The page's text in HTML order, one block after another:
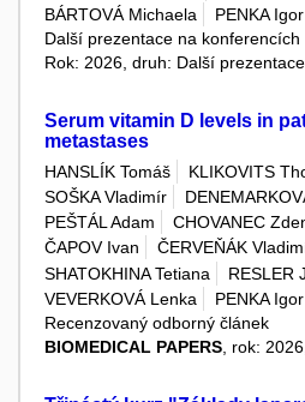
BÁRTOVÁ Michaela
PENKA Igor
Další prezentace na konferencích
Rok: 2026, druh: Další
Serum vitamin D levels in
metastases
HANSLÍK Tomáš
KLIKOVITS
SOŠKA Vladimír
PEŠTÁL Adam
CHOVANEC
ČAPOV Ivan
ČERVEŇÁK
SHATOKHINA Tetiana
RESLER
VEVERKOVÁ Lenka
PENKA Igor
Recenzovaný odborný článek
BIOMEDICAL PAPERS , rok: 2026,